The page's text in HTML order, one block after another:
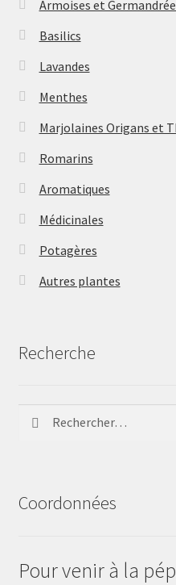
Armoises et
Basilics
Lavandes
Menthes
Marjolaines Origans et
Romarins
Aromatiques
Médicinales
Potagères
Autres plantes
Recherche
Coordonnées
Pour venir à la